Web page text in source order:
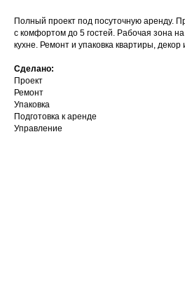
Полный проект под посуточную аренду.
с комфортом до 5 гостей. Рабочая зона
кухне. Ремонт и упаковка квартиры,
Сделано:
Проект
Ремонт
Упаковка
Подготовка к аренде
Управление